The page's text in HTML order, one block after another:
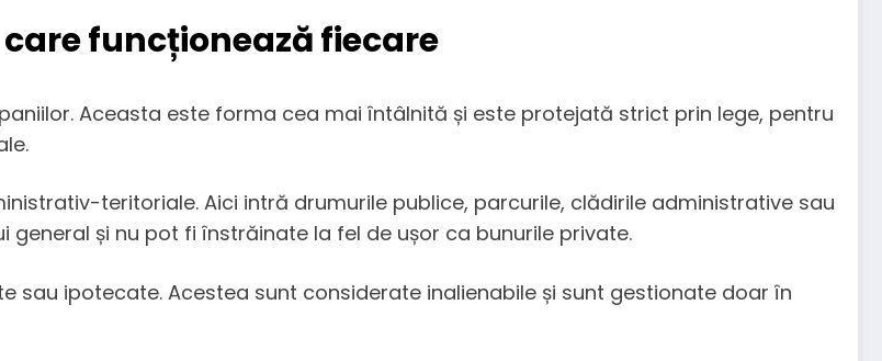
funcționează fiecare
Aceasta este forma cea mai întâlnită și este protejată strict prin lege, pentru
teritoriale. Aici intră drumurile publice, parcurile, clădirile administrative sau
și nu pot fi înstrăinate la fel de ușor ca bunurile private.
sau ipotecate. Acestea sunt considerate inalienabile și sunt gestionate doar în